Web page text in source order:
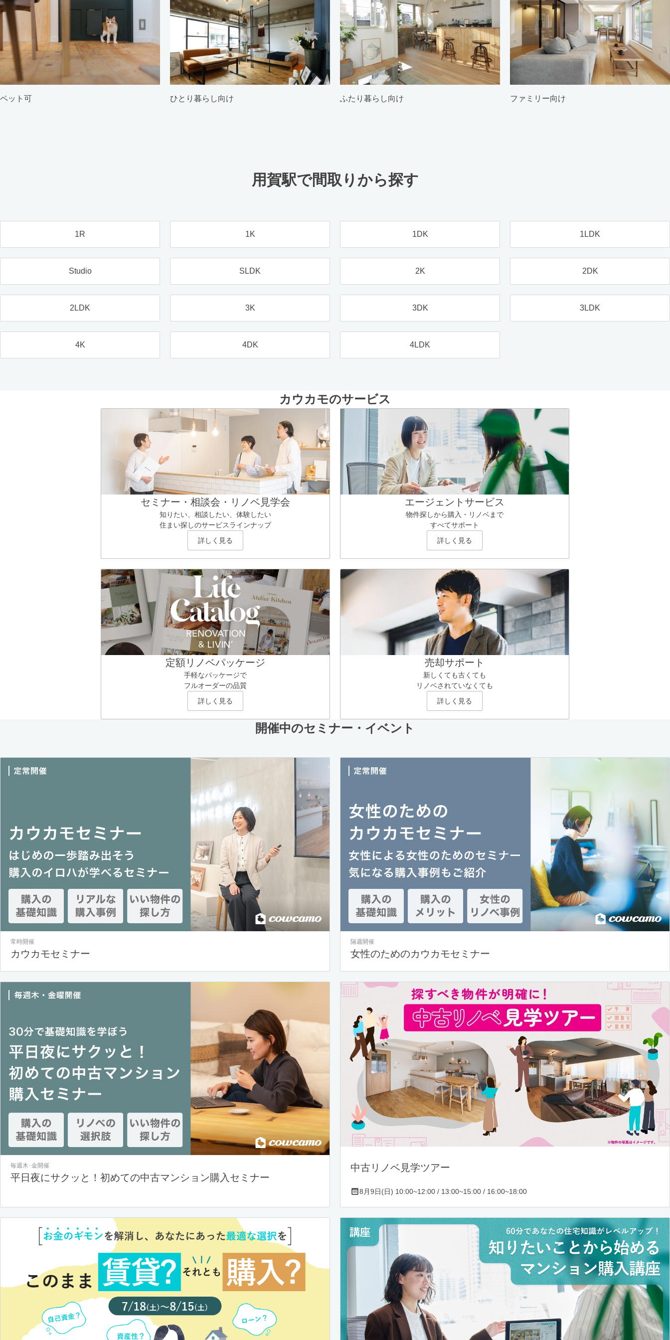
ペット可 ひとり暮らし向け ふたり暮らし向け ファミリー向け
用賀駅で間取りから探す
1R 1K 1DK 1LDK
Studio SLDK 2K 2DK
2LDK 3K 3DK 3LDK
4K 4DK 4LDK
カウカモのサービス
セミナー・相談会・リノベ見学会
知りたい、相談したい、体験したい
住まい探しのサービスラインナップ
詳しく見る
エージェントサービス
物件探しから購入・リノベまで
すべてサポート
詳しく見る
定額リノベパッケージ
手軽なパッケージで
フルオーダーの品質
詳しく見る
売却サポート
新しくても古くても
リノベされていなくても
詳しく見る
開催中のセミナー・イベント
常時開催
カウカモセミナー
隔週開催
女性のためのカウカモセミナー
毎週木･金開催
平日夜にサクッと！初めての中古マンション購入セミナー
中古リノベ見学ツアー
8月9日(日) 10:00~12:00 / 13:00~15:00 / 16:00~18:00